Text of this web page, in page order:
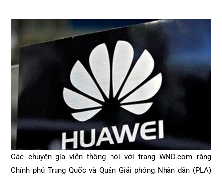
Các chuyên gia viễn thông nói với trang WND.com rằng
Chính phủ Trung Quốc và Quân Giải phóng Nhân dân (PLA)